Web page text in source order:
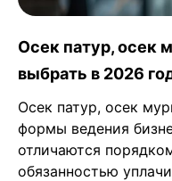
Программа МАСА
условия и как
Программа МАСА в
образование,
возможность
стране, погрузиться